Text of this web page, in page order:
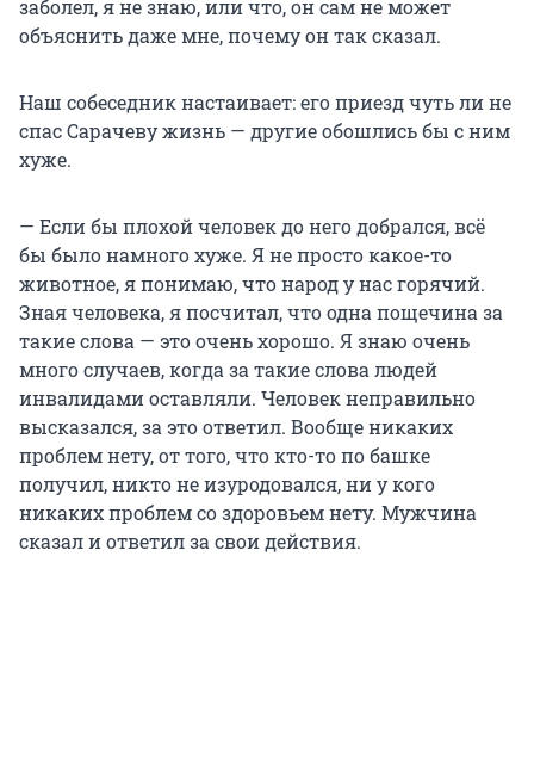
заболел, я не знаю, или что, он сам не может
объяснить даже мне, почему он так сказал.
Наш собеседник настаивает: его приезд чуть ли не
спас Сарачеву жизнь — другие обошлись бы с ним
хуже.
— Если бы плохой человек до него добрался, всё
бы было намного хуже. Я не просто какое-то
животное, я понимаю, что народ у нас горячий.
Зная человека, я посчитал, что одна пощечина за
такие слова — это очень хорошо. Я знаю очень
много случаев, когда за такие слова людей
инвалидами оставляли. Человек неправильно
высказался, за это ответил. Вообще никаких
проблем нету, от того, что кто-то по башке
получил, никто не изуродовался, ни у кого
никаких проблем со здоровьем нету. Мужчина
сказал и ответил за свои действия.